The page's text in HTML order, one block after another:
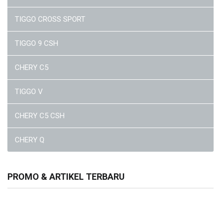
TIGGO CROSS SPORT
TIGGO 9 CSH
CHERY C5
TIGGO V
CHERY C5 CSH
CHERY Q
PROMO & ARTIKEL TERBARU